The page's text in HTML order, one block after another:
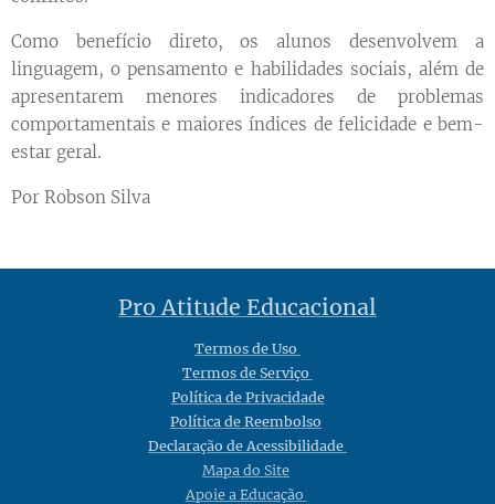
Como benefício direto, os alunos desenvolvem a
linguagem, o pensamento e habilidades sociais, além de
apresentarem menores indicadores de problemas
comportamentais e maiores índices de felicidade e bem-
estar geral.
Por Robson Silva
Pro Atitude Educacional
Termos de Uso
Termos de Serviço
Política de Privacidade
Política de Reembolso
Declaração de Acessibilidade
Mapa do Site
Apoie a Educação